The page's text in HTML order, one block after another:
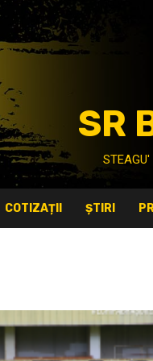
SR
STEAGU'
COTIZAȚII ȘTIRI